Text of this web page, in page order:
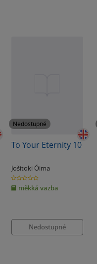
Nedostupné
To Your Eternity 10
Jošitoki Óima
0.0
z
5
hvězdiček
měkká vazba
Nedostupné